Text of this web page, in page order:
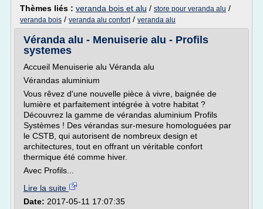
Thèmes liés : veranda bois et alu / store pour veranda alu /
veranda bois / veranda alu confort/ veranda alu
Véranda alu - Menuiserie alu - Profils
systemes
Accueil Menuiserie alu Véranda alu
Vérandas aluminium
Vous rêvez d'une nouvelle pièce à vivre, baignée de
lumière et parfaitement intégrée à votre habitat ?
Découvrez la gamme de vérandas aluminium Profils
Systèmes ! Des vérandas sur-mesure homologuées par
le CSTB, qui autorisent de nombreux design et
architectures, tout en offrant un véritable confort
thermique été comme hiver.
Avec Profils...
Lire la suite
Date: 2017-05-11 17:07:35